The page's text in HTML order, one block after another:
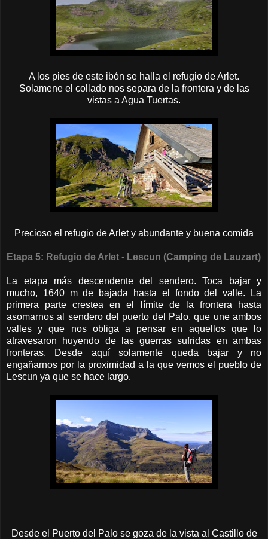
A los pies de este ibón se halla el refugio de Arlet.
Solamene el collado nos separa de la frontera y de las
vistas a Agua Tuertas.
Precioso el refugio de Arlet y abundante y buena comida
Etapa 5: Refugio de Arlet - Lescun (Camping de Lauzart)
La etapa más descendente del sendero. Toca bajar y
mucho, 1640 m de bajada hasta el fondo del valle. La
primera parte crestea en el límite de la frontera hasta
asomarnos al sendero del puerto del Palo, que une ambos
valles y que nos obliga a pensar en aquellos que lo
atravesaron huyendo de las guerras sufridas en ambas
fronteras. Desde aquí solamente queda bajar y no
engañarnos por la proximidad a la que vemos el pueblo de
Lescun ya que se hace largo.
Desde el Puerto del Palo se goza de la vista al Castillo de